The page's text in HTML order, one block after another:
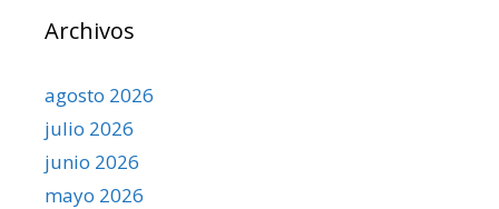
Archivos
agosto 2026
julio 2026
junio 2026
mayo 2026